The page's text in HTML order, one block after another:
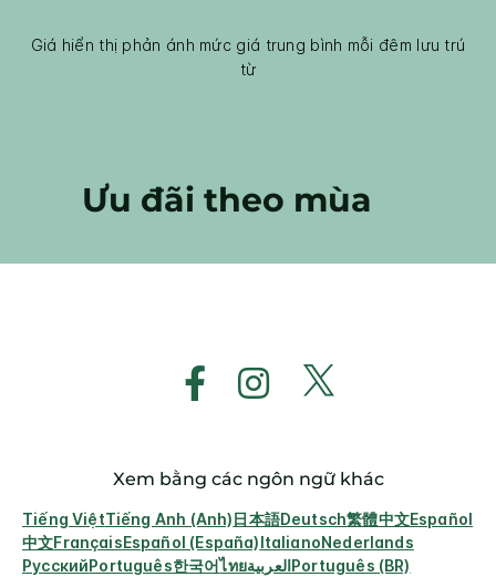
Giá hiển thị phản ánh mức giá trung bình mỗi đêm lưu trú
từ
Ưu đãi theo mùa
Xem bằng các ngôn ngữ khác
Tiếng ViệtTiếng Anh (Anh)日本語Deutsch繁體中文Español
中文FrançaisEspañol (España)ItalianoNederlands
РусскийPortuguês한국어ไทยالعربيةPortuguês (BR)